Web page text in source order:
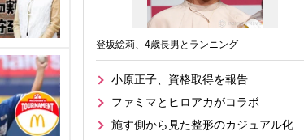
登坂絵莉、4歳長男とランニング
小原正子、資格取得を報告
ファミマとヒロアカがコラボ
施す側から見た整形のカジュアル化